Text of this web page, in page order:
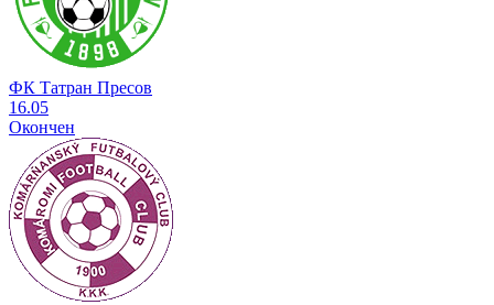
ФК Татран Пресов
16.05
Окончен